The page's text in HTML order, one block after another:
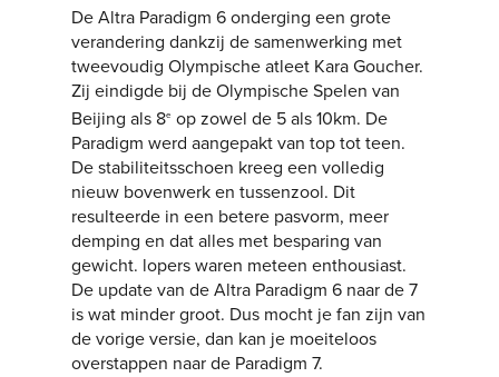
De Altra Paradigm 6 onderging een grote
verandering dankzij de samenwerking met
tweevoudig Olympische atleet Kara Goucher.
Zij eindigde bij de Olympische Spelen van
Beijing als 8e op zowel de 5 als 10km. De
Paradigm werd aangepakt van top tot teen.
De stabiliteitsschoen kreeg een volledig
nieuw bovenwerk en tussenzool. Dit
resulteerde in een betere pasvorm, meer
demping en dat alles met besparing van
gewicht. lopers waren meteen enthousiast.
De update van de Altra Paradigm 6 naar de 7
is wat minder groot. Dus mocht je fan zijn van
de vorige versie, dan kan je moeiteloos
overstappen naar de Paradigm 7.